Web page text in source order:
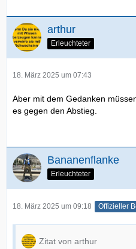
arthur
Erleuchteter
18. März 2025 um 07:43
Aber mit dem Gedanken
es gegen den Abstieg.
Bananenflanke
Erleuchteter
18. März 2025 um 09:18 Offizieller
Zitat von arthur